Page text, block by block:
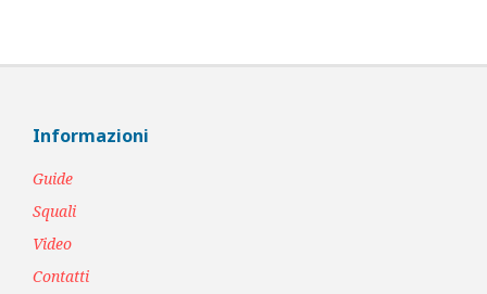
Informazioni
Guide
Squali
Video
Contatti